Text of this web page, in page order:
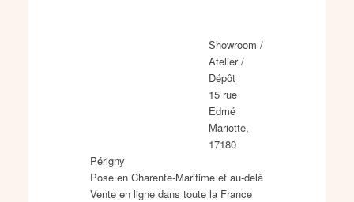
Showroom /
Atelier /
Dépôt
15 rue
Edmé
Mariotte,
17180
Périgny
Pose en Charente-Maritime et au-delà
Vente en ligne dans toute la France